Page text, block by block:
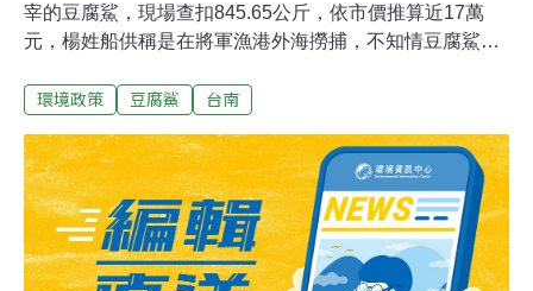
宰的豆腐鯊，現場查扣845.65公斤，依市價推算近17萬
元，楊姓船供稱是在將軍漁港外海撈捕，不知情豆腐鯊屬
南地檢署偵辦。據五一大隊調查，楊姓船長從高雄北上，
獲，昨日清晨返回將軍漁港時，被當地眼尖的漁民看到船
上有裝載已分切的鯨鯊肉，立即通報海巡署才查獲此案。
五一大隊指出，近年來查緝私捕鯨鯊案件，最多才3、400
公斤，這次數量算相當龐大，且肢解手法純熟，楊姓船長
辯稱不知道鯨鯊是保育類動物，仍被依法送辦。
環境政策 豆腐鯊 台南